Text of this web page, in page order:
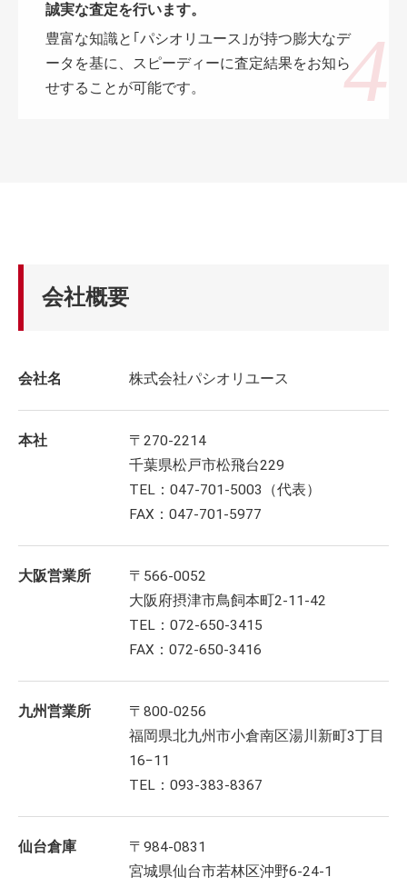
誠実な査定を行います。
豊富な知識と｢パシオリユース｣が持つ膨大なデ
ータを基に、スピーディーに査定結果をお知ら
せすることが可能です。
会社概要
会社名 株式会社パシオリユース
本社
〒270-2214
千葉県松戸市松飛台229
TEL：047-701-5003（代表）
FAX：047-701-5977
大阪営業所
〒566-0052
大阪府摂津市鳥飼本町2-11-42
TEL：072-650-3415
FAX：072-650-3416
九州営業所
〒800-0256
福岡県北九州市小倉南区湯川新町3丁目
16−11
TEL：093-383-8367
仙台倉庫
〒984-0831
宮城県仙台市若林区沖野6-24-1